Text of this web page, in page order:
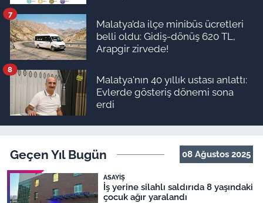
Malatya’da ilçe minibüs ücretleri
belli oldu: Gidiş-dönüş 620 TL,
Arapgir zirvede!
7
Malatya'nın 40 yıllık ustası anlattı:
Evlerde gösteriş dönemi sona
erdi
8
Geçen Yıl Bugün 08 Ağustos 2025
ASAYIŞ
İş yerine silahlı saldırıda 8 yaşındaki
çocuk ağır yaralandı